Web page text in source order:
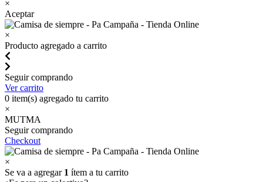
×
Aceptar
×
Producto agregado a carrito
Seguir comprando
Ver carrito
0 item(s) agregado tu carrito
×
MUTMA
Seguir comprando
Checkout
×
Se va a agregar 1 ítem a tu carrito